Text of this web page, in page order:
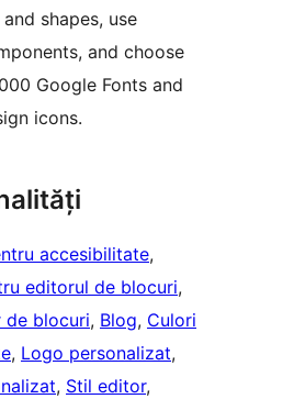
shapes, use
and choose
Google Fonts and
icons.
accesibilitate
editorul de blocuri
de blocuri, Blog, Culori
, Logo personalizat
, Stil editor